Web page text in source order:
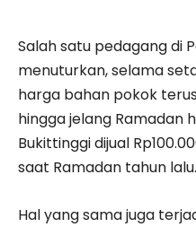
Salah satu pedagang di
menuturkan, selama
harga bahan pokok
hingga jelang Ramadan
Bukittinggi dijual
saat Ramadan tahun lalu.
Hal yang sama juga